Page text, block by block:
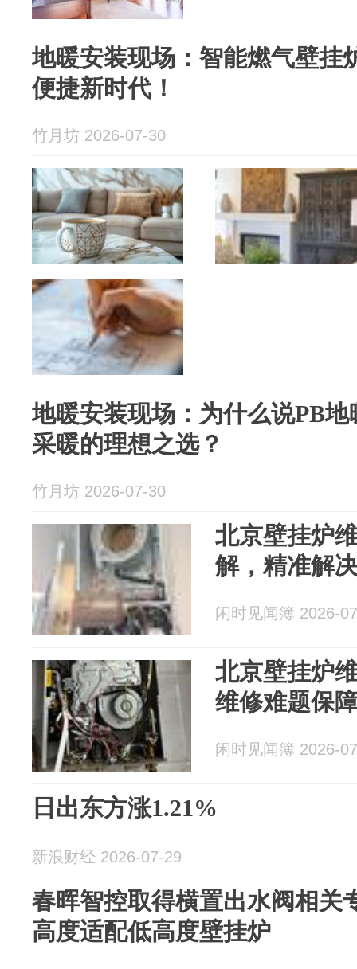
地暖安装现场：智能燃气壁挂
便捷新时代！
竹月坊 2026-07-30
地暖安装现场：为什么说PB
采暖的理想之选？
竹月坊 2026-07-30
北京壁挂炉
解，精准解
闲时见闻簿 2026-
北京壁挂炉
维修难题保
闲时见闻簿 2026-
日出东方涨1.21%
新浪财经 2026-07-29
春晖智控取得横置出水阀相关
高度适配低高度壁挂炉